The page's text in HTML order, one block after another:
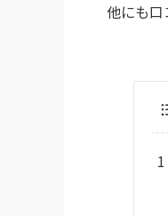
他にも口